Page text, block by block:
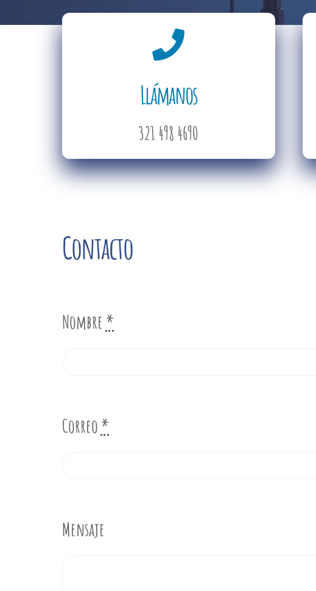
Llámanos
321 498 4690
Contacto
Nombre *
Correo*
Mensaje